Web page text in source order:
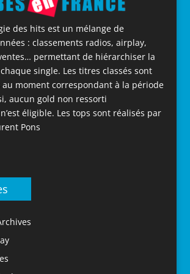
des hits est un mélange de
: classements radios, airplay,
permettant de hiérarchiser la
single. Les titres classés sont
moment correspondant à la période
aucun gold non ressorti
éligible. Les tops sont réalisés par
Pons